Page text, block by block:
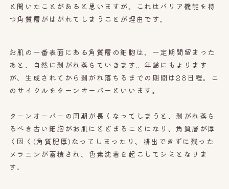
と聞いたことがあると思いますが、これはバリア機能を持
つ角質層がはがれてしまうことが理由です。
お肌の一番表面にある角質層の細胞は、一定期間留まった
あと、自然に剥がれ落ちていきます。 年齢にもよります
が、 生成されてから剥がれ落ちるまでの期間は28日程。こ
のサイクルをターンオーバーといいます。
ターンオーバーの周期が長くなってしまうと、剥がれ落ち
るべき古い細胞がお肌にとどまることになり、角質層が厚
く固く (角質肥厚) なってしまったり、 排出できずに残った
メラニンが蓄積され、色素沈着を起こしてシミとなりま
す。